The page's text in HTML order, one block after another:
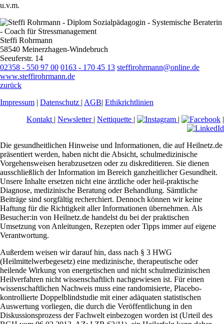
u.v.m.
Steffi Rohrmann
58540 Meinerzhagen-Windebruch
Seeuferstr. 14
02358 - 550 97 00 0163 - 170 45 13 steffirohrmann@online.de
www.steffirohrmann.de
zurück
Impressum | Datenschutz | AGB| Ethikrichtlinien
Kontakt | Newsletter | Nettiquette | | |
Die gesundheitlichen Hinweise und Informationen, die auf Heilnetz.de
präsentiert werden, haben nicht die Absicht, schulmedizinische
Vorgehensweisen herabzusetzen oder zu diskreditieren. Sie dienen
ausschließlich der Information im Bereich ganzheitlicher Gesundheit.
Unsere Inhalte ersetzen nicht eine ärztliche oder heil-praktische
Diagnose, medizinische Beratung oder Behandlung. Sämtliche
Beiträge sind sorgfältig recherchiert. Dennoch können wir keine
Haftung für die Richtigkeit aller Informationen übernehmen. Als
Besucher:in von Heilnetz.de handelst du bei der praktischen
Umsetzung von Anleitungen, Rezepten oder Tipps immer auf eigene
Verantwortung.
Außerdem weisen wir darauf hin, dass nach § 3 HWG
(Heilmittelwerbegesetz) eine medizinische, therapeutische oder
heilende Wirkung von energetischen und nicht schulmedizinischen
Heilverfahren nicht wissenschaftlich nachgewiesen ist. Für einen
wissenschaftlichen Nachweis muss eine randomisierte, Placebo-
kontrollierte Doppelblindstudie mit einer adäquaten statistischen
Auswertung vorliegen, die durch die Veröffentlichung in den
Diskussionsprozess der Fachwelt einbezogen worden ist (Urteil des